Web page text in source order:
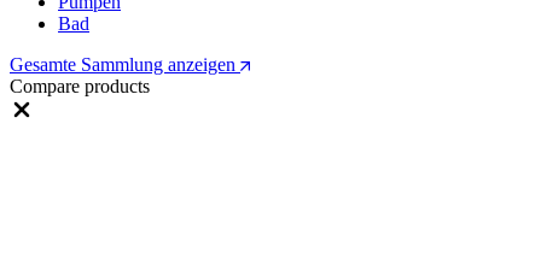
Bad
Gesamte Sammlung anzeigen
Compare products